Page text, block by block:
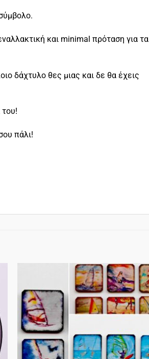
και minimal πρόταση για τα
δάχτυλο θες μιας και δε θα έχεις
του!
πάλι!